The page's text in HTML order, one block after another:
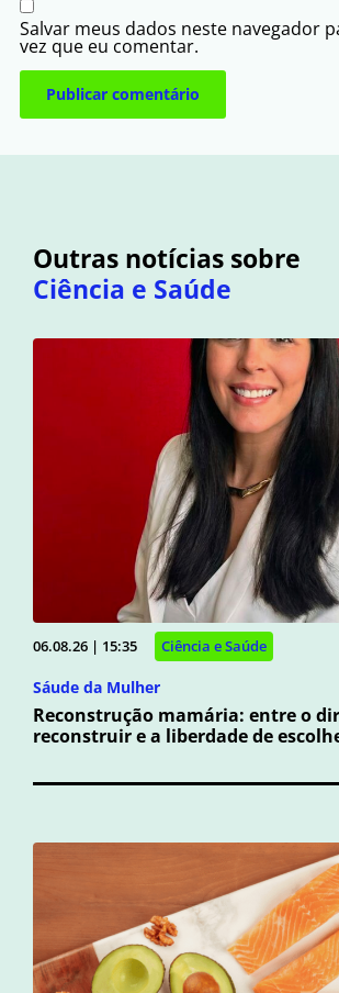
Salvar meus dados neste navegador
vez que eu comentar.
Outras notícias sobre
Ciência e Saúde
06.08.26 | 15:35 Ciência e Saúde
Sáude da Mulher
Reconstrução mamária: entre o
reconstruir e a liberdade de